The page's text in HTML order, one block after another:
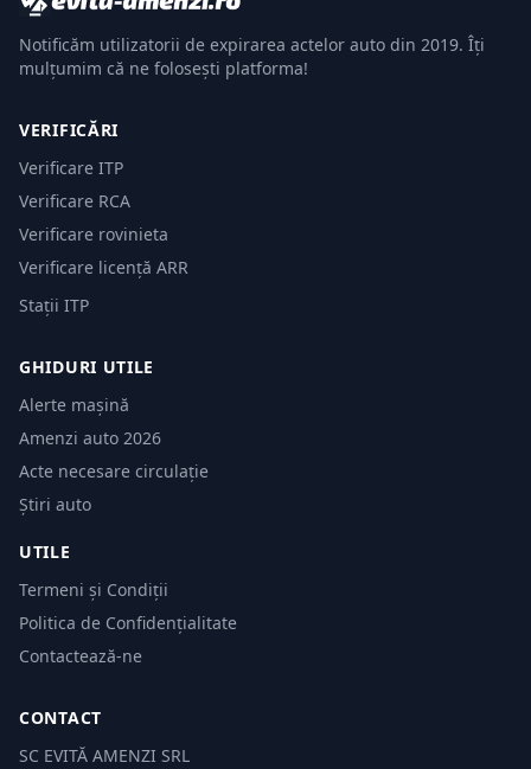
Notificăm utilizatorii de expirarea actelor auto din 2019. Îți
mulțumim că ne folosești platforma!
VERIFICĂRI
Verificare ITP
Verificare RCA
Verificare rovinieta
Verificare licență ARR
Stații ITP
GHIDURI UTILE
Alerte mașină
Amenzi auto 2026
Acte necesare circulație
Știri auto
UTILE
Termeni și Condiții
Politica de Confidențialitate
Contactează-ne
CONTACT
SC EVITĂ AMENZI SRL